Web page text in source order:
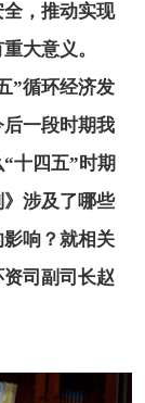
全，推动实现
大意义。
”循环经济发
一段时期我
十四五”时期
涉及了哪些
响？就相关
司副司长赵